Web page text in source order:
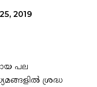
2019
പല
ശ്രദ്ധ